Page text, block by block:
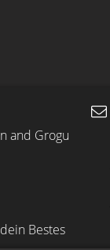
and Grogu
Bestes